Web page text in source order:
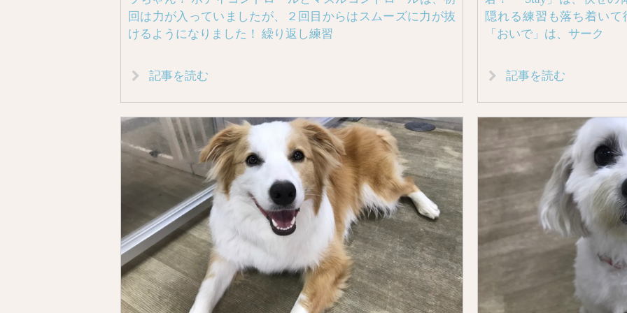
回は力が入っていましたが、２回目からはスムーズに力が抜
けるようになりました！ 繰り返し練習
記事を読む
隠れる練習も落ち着い
「おいで」は、サーク
記事を読む